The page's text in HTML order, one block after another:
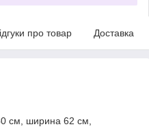
про товар Доставка
см, ширина 62 см,